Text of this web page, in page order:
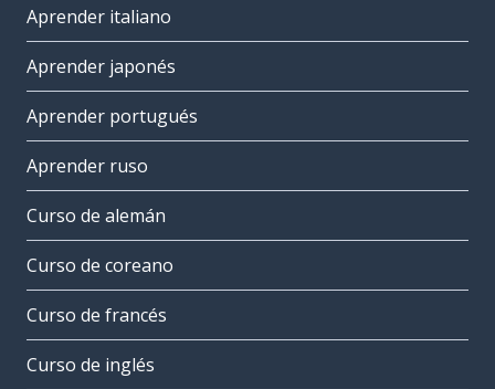
Aprender italiano
Aprender japonés
Aprender portugués
Aprender ruso
Curso de alemán
Curso de coreano
Curso de francés
Curso de inglés